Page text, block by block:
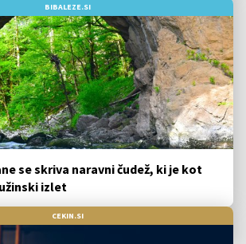
BIBALEZE.SI
se skriva naravni čudež, ki je kot
izlet
CEKIN.SI